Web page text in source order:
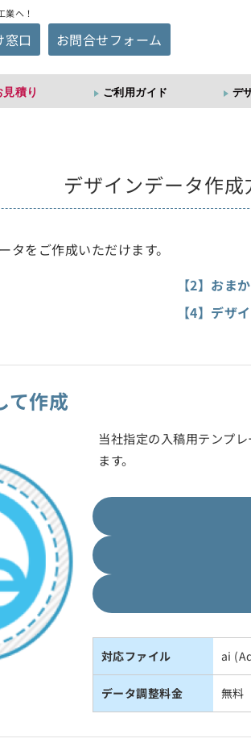
へ！
窓口 お問合せフォーム
積り ご利用ガイド デ
デザインデータ作成
をご作成いただけます。
【2】おま
【4】デザ
て作成
当社指定の入稿用テンプ
ます。
対応ファイル ai
データ調整料金 無料